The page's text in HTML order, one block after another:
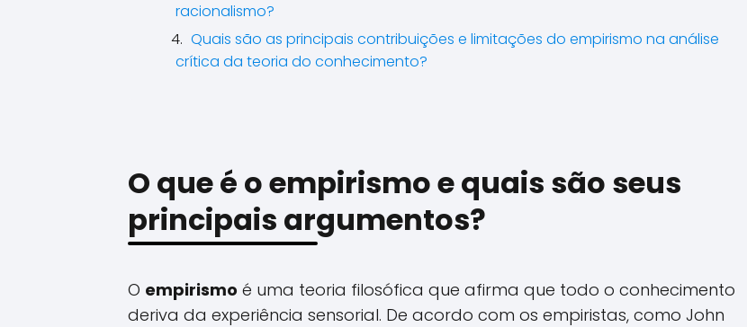
racionalismo?
Quais são as principais contribuições e limitações do empirismo na análise
crítica da teoria do conhecimento?
O que é o empirismo e quais são seus
principais argumentos?
O empirismo é uma teoria filosófica que afirma que todo o conhecimento
deriva da experiência sensorial. De acordo com os empiristas, como John